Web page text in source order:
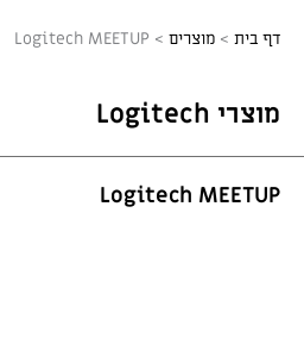
דף בית > מוצרים >
Logitech MEETUP
מוצרי Logitech
Logitech MEETUP